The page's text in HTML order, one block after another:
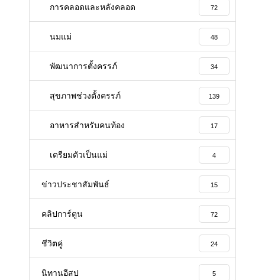
การคลอดและหลังคลอด 72
นมแม่ 48
พัฒนาการตั้งครรภ์ 34
สุขภาพช่วงตั้งครรภ์ 139
อาหารสําหรับคนท้อง 17
เตรียมตัวเป็นแม่ 4
ข่าวประชาสัมพันธ์ 15
คลิปการ์ตูน 72
ชีวิตคู่ 24
นิทานอีสป 5